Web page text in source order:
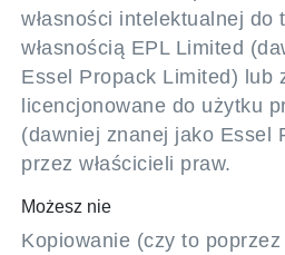
własności intelektualnej do
własnością EPL Limited
Essel Propack Limited) lub
licencjonowane do użytku
(dawniej znanej jako Essel
przez właścicieli praw.
Możesz nie
Kopiowanie (czy to